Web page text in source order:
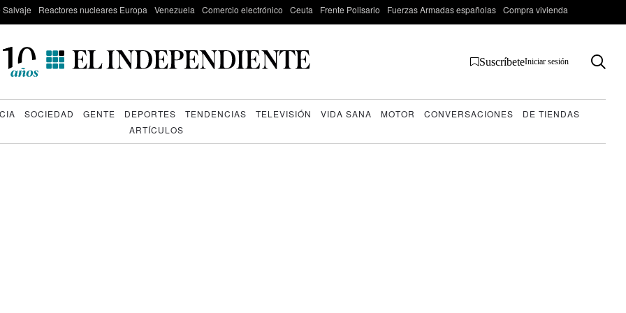
Salvaje Reactores nucleares Europa Venezuela Comercio electrónico Ceuta Frente Polisario Fuerzas Armadas españolas Compra vivienda
SuscríbeteIniciar sesión
SOCIEDAD GENTE DEPORTES TENDENCIAS TELEVISIÓN VIDA SANA MOTOR CONVERSACIONES
DE TIENDAS
ARTÍCULOS